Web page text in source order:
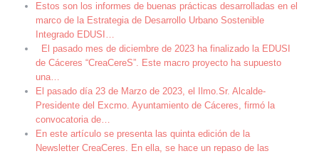
Estos son los informes de buenas prácticas desarrolladas en el
marco de la Estrategia de Desarrollo Urbano Sostenible
Integrado EDUSI …
El pasado mes de diciembre de 2023 ha finalizado la EDUSI
de Cáceres “CreaCereS”. Este macro proyecto ha supuesto
una…
El pasado día 23 de Marzo de 2023, el Ilmo.Sr. Alcalde-
Presidente del Excmo. Ayuntamiento de Cáceres, firmó la
convocatoria de…
En este artículo se presenta las quinta edición de la
Newsletter CreaCeres. En ella, se hace un repaso de las